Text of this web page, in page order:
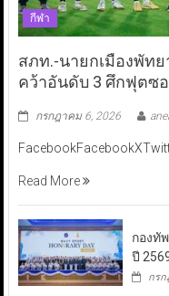
กีฬา
สภท.-นายกเมืองพัท
คว้าอันดับ 3 ศึกฟุตซอ
กรกฎาคม 6, 2026
Read More
กองทั
ปี
กรก